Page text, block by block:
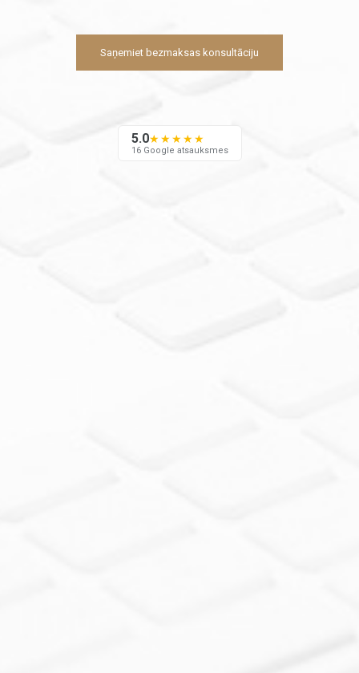
Saņemiet bezmaksas konsultāciju
5.0★★★★★
16 Google atsauksmes